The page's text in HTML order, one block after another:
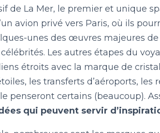
de La Mer, le premier et unique
avion privé vers Paris, où ils
unes des œuvres majeures
Les autres étapes du
étroits avec la marque de
les transferts d’aéroports, les
penseront certains (beaucoup).
qui peuvent servir